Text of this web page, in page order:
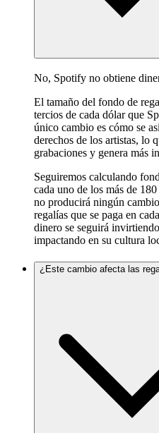
No, Spotify no obtiene
El tamaño del fondo de
tercios de cada dólar que
único cambio es cómo se
derechos de los artistas, lo
grabaciones y genera más
Seguiremos calculando
cada uno de los más de
no producirá ningún
regalías que se paga en
dinero se seguirá
impactando en su cultura
¿Este cambio afecta las